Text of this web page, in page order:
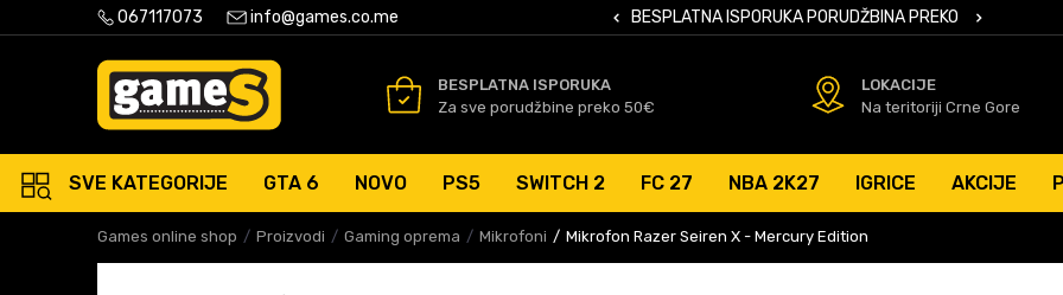
067117073 info@games.co.me
ISPORUKA PORUDŽBINA PREKO 50 EURSIGURNO PLAĆANJE PLATNIM KARTICAMA BESPLATNA ISPORUKA PORUDŽBINA PREKO 50 EURSIGURNO
BESPLATNA ISPORUKA
Za sve porudžbine preko 50€
LOKACIJE
Na teritoriji Crne Gore
SVE KATEGORIJE GTA 6 NOVO PS5 SWITCH 2 FC 27 NBA 2K27 IGRICE AKCIJE
Games online shop Proizvodi Gaming oprema Mikrofoni Mikrofon Razer Seiren X - Mercury Edition